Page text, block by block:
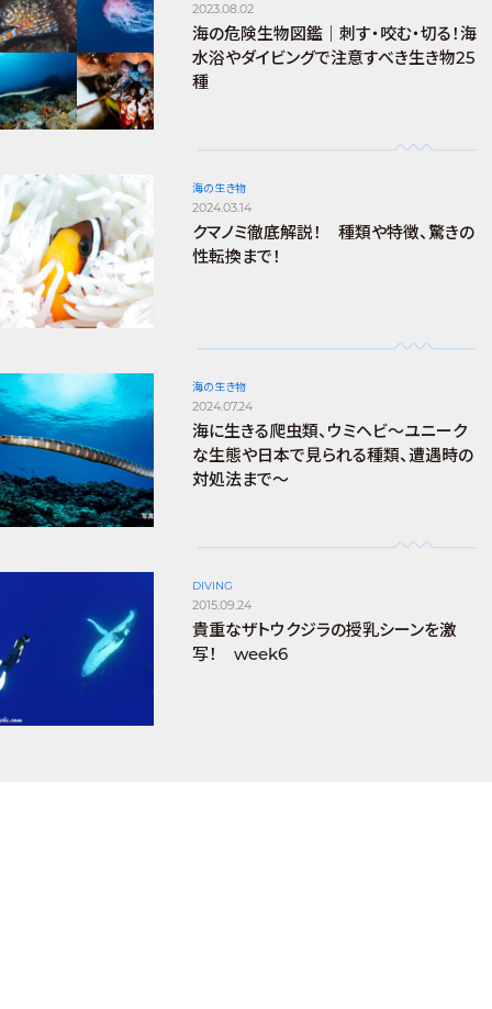
2023.08.02
海の危険生物図鑑｜刺す・咬む・切る！海
水浴やダイビングで注意すべき生き物25
種
海の生き物
2024.03.14
クマノミ徹底解説！ 種類や特徴、驚きの
性転換まで！
海の生き物
2024.07.24
海に生きる爬虫類、ウミヘビ～ユニーク
な生態や日本で見られる種類、遭遇時の
対処法まで～
DIVING
2015.09.24
貴重なザトウクジラの授乳シーンを激
写！ week6